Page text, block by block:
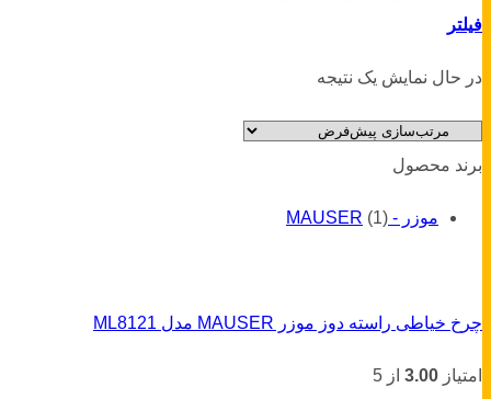
فیلتر
در حال نمایش یک نتیجه
برند محصول
موزر - MAUSER (1)
چرخ خیاطی راسته دوز موزر MAUSER مدل ML8121
امتیاز 3.00 از 5